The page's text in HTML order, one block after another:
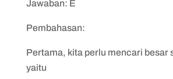
Jawaban: E
Pembahasan:
Pertama, kita perlu mencari besar
yaitu